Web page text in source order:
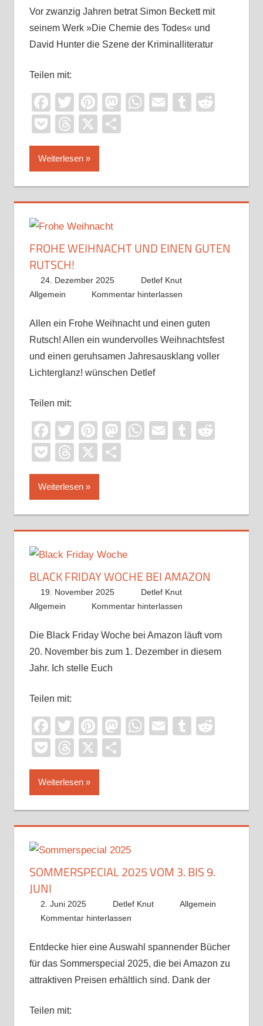
Vor zwanzig Jahren betrat Simon Beckett mit
seinem Werk »Die Chemie des Todes« und
David Hunter die Szene der Kriminalliteratur
Teilen mit:
Facebook
TwitterPinterest
Mastodon
WhatsApp
EmailTumblr
PocketThreads
X
Weiterlesen
FROHE WEIHNACHT UND EINEN GUTEN
RUTSCH!
24. Dezember 2025
Detlef Knut
Allgemein
Kommentar hinterlassen
Allen ein Frohe Weihnacht und einen guten
Rutsch! Allen ein wundervolles Weihnachtsfest
und einen geruhsamen Jahresausklang voller
Lichterglanz! wünschen Detlef
Teilen mit:
Facebook
TwitterPinterest
Mastodon
WhatsApp
EmailTumblr
PocketThreads
X
Weiterlesen
BLACK FRIDAY WOCHE BEI AMAZON
19. November 2025
Detlef Knut
Allgemein
Kommentar hinterlassen
Die Black Friday Woche bei Amazon läuft vom
20. November bis zum 1. Dezember in diesem
Jahr. Ich stelle Euch
Teilen mit:
Facebook
TwitterPinterest
Mastodon
WhatsApp
EmailTumblr
PocketThreads
X
Weiterlesen
SOMMERSPECIAL 2025 VOM 3. BIS 9.
JUNI
2. Juni 2025 Detlef Knut
Allgemein
Kommentar hinterlassen
Entdecke hier eine Auswahl spannender Bücher
für das Sommerspecial 2025, die bei Amazon zu
attraktiven Preisen erhältlich sind. Dank der
Teilen mit: